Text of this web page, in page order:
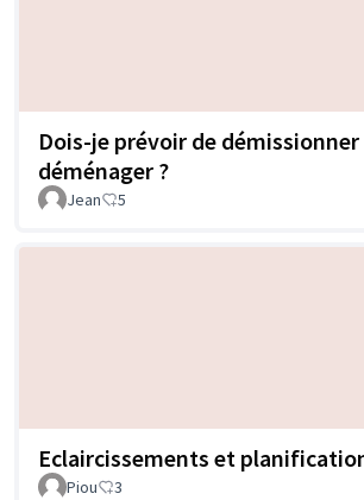
Dois-je prévoir de démissionner
déménager ?
Jean 5
Eclaircissements et
Piou 3